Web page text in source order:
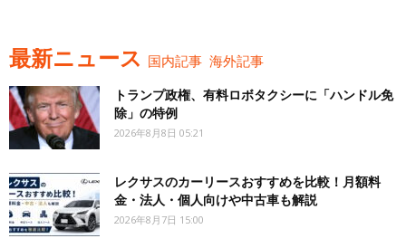
最新ニュース 国内記事 海外記事
トランプ政権、有料ロボタクシーに「ハンドル免
除」の特例
2026年8月8日 05:21
レクサスのカーリースおすすめを比較！月額料
金・法人・個人向けや中古車も解説
2026年8月7日 15:00